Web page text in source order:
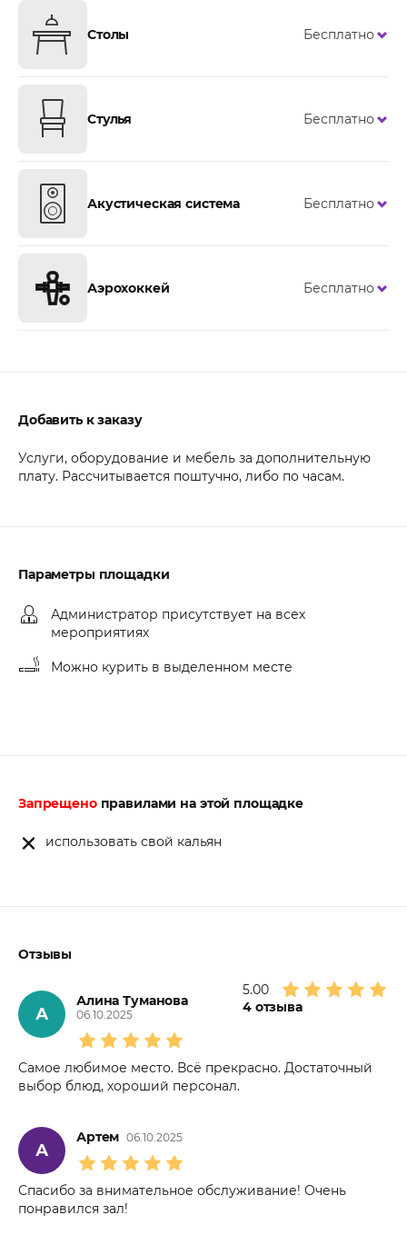
Столы Бесплатно
Стулья Бесплатно
Акустическая система Бесплатно
Аэрохоккей Бесплатно
Добавить к заказу
Услуги, оборудование и мебель за дополнительную
плату. Рассчитывается поштучно, либо по часам.
Параметры площадки
Администратор присутствует на всех
мероприятиях
Можно курить в выделенном месте
Запрещеноправилами на этой площадке
использовать свой кальян
Отзывы
5.00
4отзыва
А
Алина Туманова
06.10.2025
Самое любимое место. Всё прекрасно. Достаточный
выбор блюд, хороший персонал.
А
Артем 06.10.2025
Спасибо за внимательное обслуживание! Очень
понравился зал!